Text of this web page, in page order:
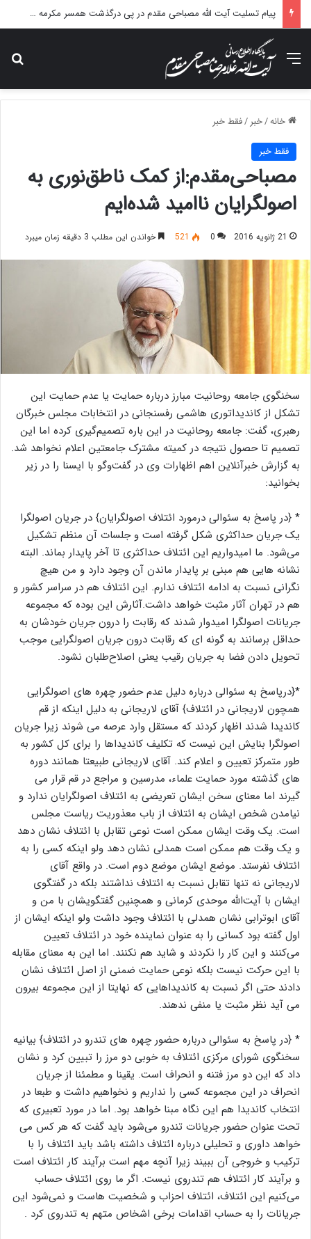
پیام تسلیت آیت الله مصباحی مقدم در پی درگذشت همسر مکرمه حضرت آیت‌الله العظمی سیستانی.
منو
خانه/خبر /فقط خبر
فقط خبر
مصباحی‌مقدم:از کمک ناطق‌نوری به
اصولگرایان ناامید شده‌ایم
21 ژانویه 2016 0
521 خواندن این مطلب 3 دقیقه زمان میبرد
سخنگوی جامعه روحانیت مبارز درباره حمایت یا عدم حمایت این
تشکل از کاندیداتوری هاشمی رفسنجانی در انتخابات مجلس خبرگان
رهبری،‌ گفت: جامعه روحانیت در این باره تصمیم‌گیری کرده اما این
تصمیم تا حصول نتیجه در کمیته مشترک جامعتین اعلام نخواهد شد.
به گزارش خبرآنلاین اهم اظهارات وی در گفت‌وگو با ایسنا را در زیر
بخوانید:
* {در پاسخ به سئوالی درمورد ائتلاف اصولگرایان} در جریان اصولگرا
یک جریان حداکثری شکل گرفته است و جلسات آن منظم تشکیل
می‌شود. ما امیدواریم این ائتلاف حداکثری تا آخر پایدار بماند. البته
نشانه هایی هم مبنی بر پایدار ماندن آن وجود دارد و من هیچ
نگرانی نسبت به ادامه ائتلاف ندارم. این ائتلاف هم در سراسر کشور و
هم در تهران آثار مثبت خواهد داشت.آثارش این بوده که مجموعه
جریانات اصولگرا امیدوار شدند که رقابت را درون جریان خودشان به
حداقل برسانند به گونه ای که رقابت درون جریان اصولگرایی موجب
تحویل دادن فضا به جریان رقیب یعنی اصلاح‌طلبان نشود.
*{درپاسخ به سئوالی درباره دلیل عدم حضور چهره های اصولگرایی
همچون لاریجانی در ائتلاف} آقای لاریجانی به دلیل اینکه از قم
کاندیدا شدند اظهار کردند که مستقل وارد عرصه می شوند زیرا جریان
اصولگرا بنایش این نیست که تکلیف کاندیداها را برای کل کشور به
طور متمرکز تعیین و اعلام کند. آقای لاریجانی طبیعتا همانند دوره
های گذشته مورد حمایت علماء، مدرسین و مراجع در قم قرار می
گیرند اما معنای سخن ایشان تعریضی به ائتلاف اصولگرایان ندارد و
نیامدن شخص ایشان به ائتلاف از باب معذوریت ریاست مجلس
است. یک وقت ایشان ممکن است نوعی تقابل با ائتلاف نشان دهد
و یک وقت هم ممکن است همدلی نشان دهد ولو اینکه کسی را به
ائتلاف نفرستد. موضع ایشان موضع دوم است. در واقع آقای
لاریجانی نه تنها تقابل نسبت به ائتلاف نداشتند بلکه در گفتگوی
ایشان با آیت‌الله موحدی کرمانی و همچنین گفتگویشان با من و
آقای ابوترابی نشان همدلی با ائتلاف وجود داشت ولو اینکه ایشان از
اول گفته بود کسانی را به عنوان نماینده خود در ائتلاف تعیین
می‌کنند و این کار را نکردند و شاید هم نکنند. اما این به معنای مقابله
با این حرکت نیست بلکه نوعی حمایت ضمنی از اصل ائتلاف نشان
دادند حتی اگر نسبت به کاندیداهایی که نهایتا از این مجموعه بیرون
می آید نظر مثبت یا منفی ندهند.
* {در پاسخ به سئوالی درباره حضور چهره های تندرو در ائتلاف} بیانیه
سخنگوی شورای مرکزی ائتلاف به خوبی دو مرز را تبیین کرد و نشان
داد که این دو مرز فتنه و انحراف است. یقینا و مطمئنا از جریان
انحراف در این مجموعه کسی را نداریم و نخواهیم داشت و طبعا در
انتخاب کاندیدا هم این نگاه مبنا خواهد بود. اما در مورد تعبیری که
تحت عنوان حضور جریانات تندرو می‌شود باید گفت که هر کس می
خواهد داوری و تحلیلی درباره ائتلاف داشته باشد باید ائتلاف را با
ترکیب و خروجی آن ببیند زیرا آنچه مهم است برآیند کار ائتلاف است
و برآیند کار ائتلاف هم تندروی نیست. اگر ما روی ائتلاف حساب
می‌کنیم این ائتلاف، ائتلاف احزاب و شخصیت هاست و نمی‌شود این
جریانات را به حساب اقدامات برخی اشخاص متهم به تندروی کرد .